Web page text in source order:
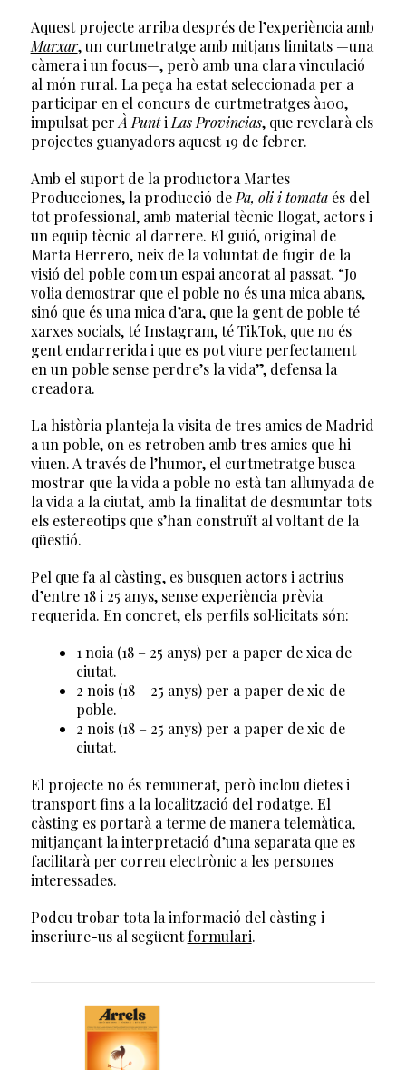
Aquest projecte arriba després de l’experiència amb
Marxar, un curtmetratge amb mitjans limitats —una
càmera i un focus—, però amb una clara vinculació
al món rural. La peça ha estat seleccionada per a
participar en el concurs de curtmetratges à100,
impulsat per À Punti Las Provincias, que revelarà els
projectes guanyadors aquest 19 de febrer.
Amb el suport de la productora Martes
Producciones, la producció de Pa, oli i tomataés del
tot professional, amb material tècnic llogat, actors i
un equip tècnic al darrere. El guió, original de
Marta Herrero, neix de la voluntat de fugir de la
visió del poble com un espai ancorat al passat. “Jo
volia demostrar que el poble no és una mica abans,
sinó que és una mica d’ara, que la gent de poble té
xarxes socials, té Instagram, té TikTok, que no és
gent endarrerida i que es pot viure perfectament
en un poble sense perdre’s la vida”, defensa la
creadora.
La història planteja la visita de tres amics de Madrid
a un poble, on es retroben amb tres amics que hi
viuen. A través de l’humor, el curtmetratge busca
mostrar que la vida a poble no està tan allunyada de
la vida a la ciutat, amb la finalitat de desmuntar tots
els estereotips que s’han construït al voltant de la
qüestió.
Pel que fa al càsting, es busquen actors i actrius
d’entre 18 i 25 anys, sense experiència prèvia
requerida. En concret, els perfils sol·licitats són:
1 noia (18 – 25 anys) per a paper de xica de
ciutat.
2 nois (18 – 25 anys) per a paper de xic de
poble.
2 nois (18 – 25 anys) per a paper de xic de
ciutat.
El projecte no és remunerat, però inclou dietes i
transport fins a la localització del rodatge. El
càsting es portarà a terme de manera telemàtica,
mitjançant la interpretació d’una separata que es
facilitarà per correu electrònic a les persones
interessades.
Podeu trobar tota la informació del càsting i
inscriure-us al següentformulari.